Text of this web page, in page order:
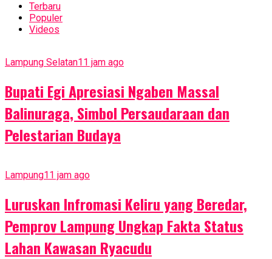
Terbaru
Populer
Videos
Lampung Selatan11 jam ago
Bupati Egi Apresiasi Ngaben Massal
Balinuraga, Simbol Persaudaraan dan
Pelestarian Budaya
Lampung11 jam ago
Luruskan Infromasi Keliru yang Beredar,
Pemprov Lampung Ungkap Fakta Status
Lahan Kawasan Ryacudu